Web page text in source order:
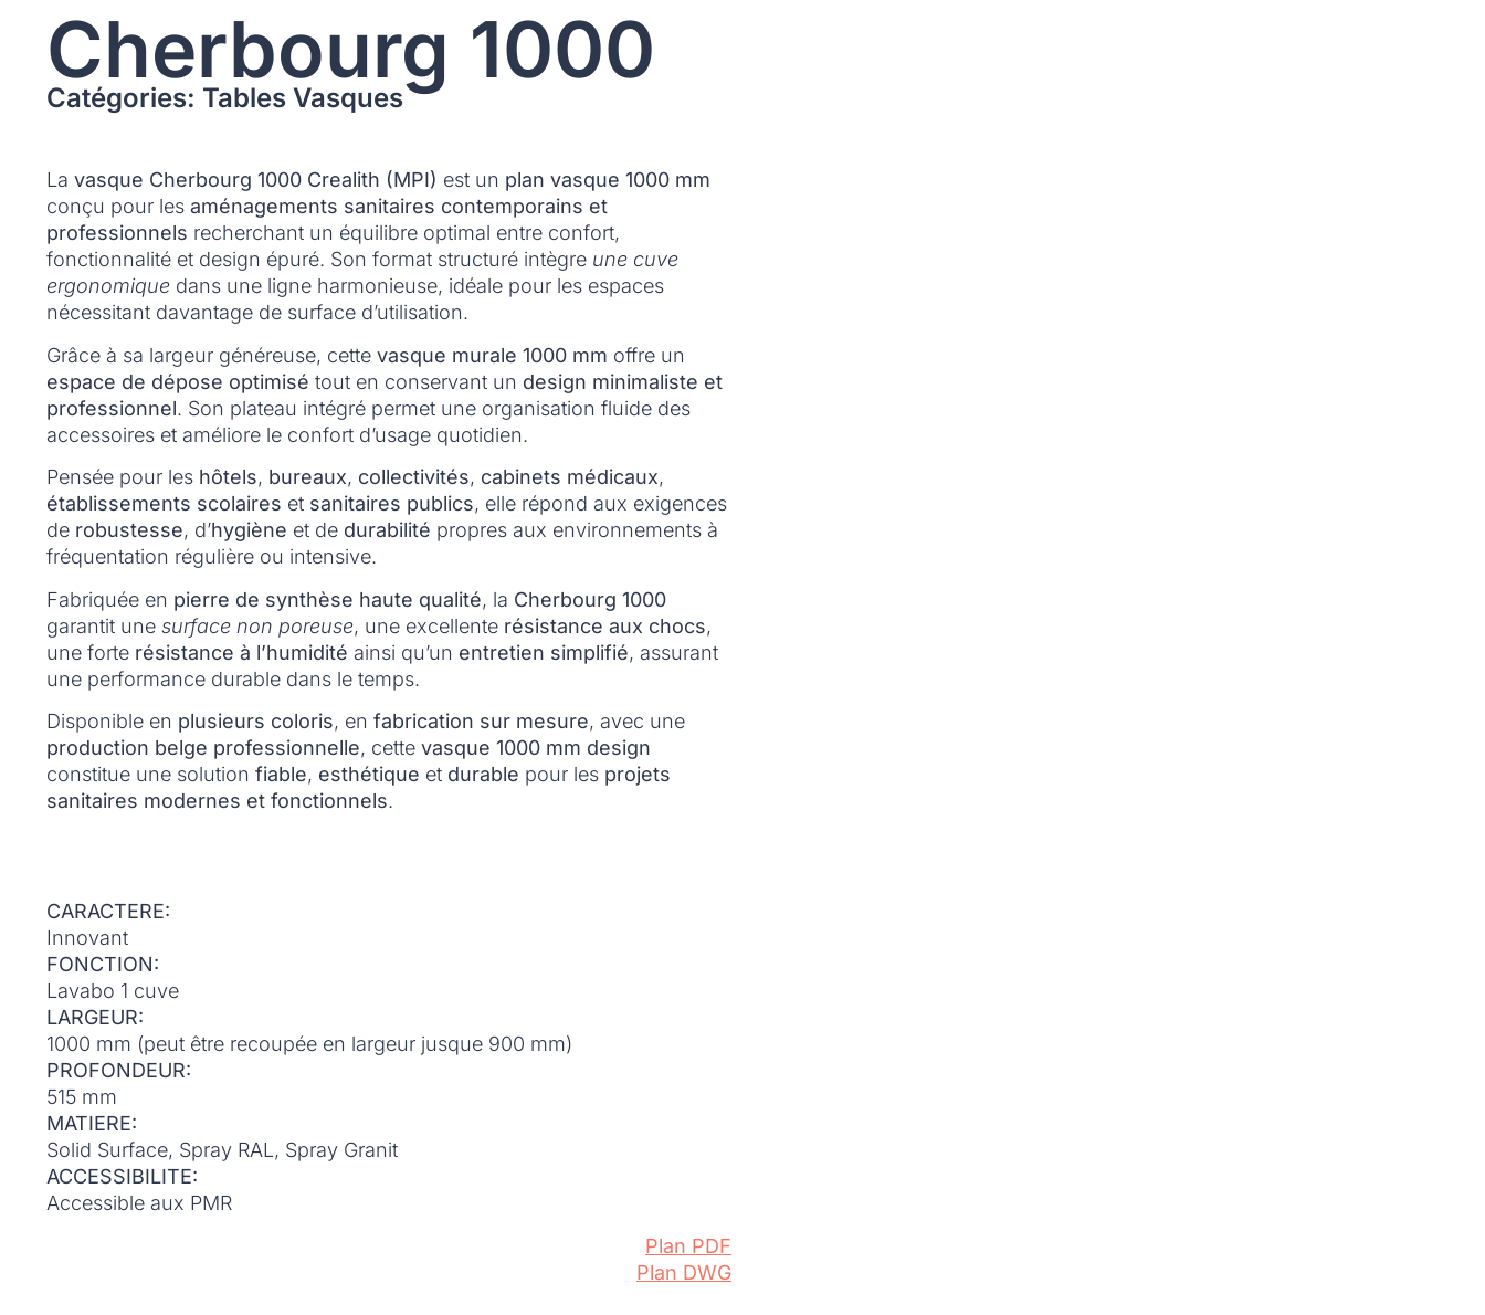
Cherbourg 1000
Catégories: Tables Vasques
La vasque Cherbourg 1000 Crealith (MPI) est un plan vasque 1000 mm
conçu pour les aménagements sanitaires contemporains et
professionnels recherchant un équilibre optimal entre confort,
fonctionnalité et design épuré. Son format structuré intègre une cuve
ergonomique dans une ligne harmonieuse, idéale pour les espaces
nécessitant davantage de surface d’utilisation.
Grâce à sa largeur généreuse, cette vasque murale 1000 mm offre un
espace de dépose optimisé tout en conservant un design minimaliste et
professionnel. Son plateau intégré permet une organisation fluide des
accessoires et améliore le confort d’usage quotidien.
Pensée pour les hôtels, bureaux, collectivités, cabinets médicaux,
établissements scolaires et sanitaires publics, elle répond aux exigences
de robustesse, d’hygiène et de durabilité propres aux environnements à
fréquentation régulière ou intensive.
Fabriquée en pierre de synthèse haute qualité, la Cherbourg 1000
garantit une surface non poreuse, une excellente résistance aux chocs,
une forte résistance à l’humidité ainsi qu’un entretien simplifié, assurant
une performance durable dans le temps.
Disponible en plusieurs coloris, en fabrication sur mesure, avec une
production belge professionnelle, cette vasque 1000 mm design
constitue une solution fiable, esthétique et durable pour les projets
sanitaires modernes et fonctionnels.
CARACTERE:
Innovant
FONCTION:
Lavabo 1 cuve
LARGEUR:
1000 mm (peut être recoupée en largeur jusque 900 mm)
PROFONDEUR:
515 mm
MATIERE:
Solid Surface, Spray RAL, Spray Granit
ACCESSIBILITE:
Accessible aux PMR
Plan PDF
Plan DWG